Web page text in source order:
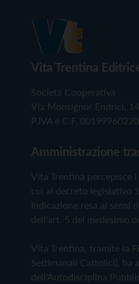
Vita Trentina
Società Cooperativa
Via Monsignor Endrici,
P.IVA e C.F. 00199960220
Amministrazione
Vita Trentina
cui al decreto legislativo
Indicazione resa ai sensi
dell'art. 5 del medesimo
Vita Trentina, tramite la
Settimanali Cattolici), ha
dell'Autodisciplina